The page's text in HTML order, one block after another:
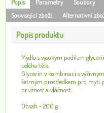
Popis Parametry Soubory
Související zboží
Alternativní
Popis produktu
Mýdlo s vysokým podílem
celého těla.
Glycerín v kombinaci s
šetrným prostředkem pro mytí
pružnost a vláčnost.
Obsah - 200 g